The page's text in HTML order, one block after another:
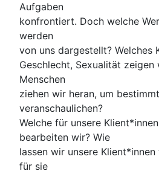
Aufgaben
konfrontiert. Doch welche
werden
von uns dargestellt? Welches
Geschlecht, Sexualität zeigen
Menschen
ziehen wir heran, um
veranschaulichen?
Welche für unsere
bearbeiten wir? Wie
lassen wir unsere
für sie